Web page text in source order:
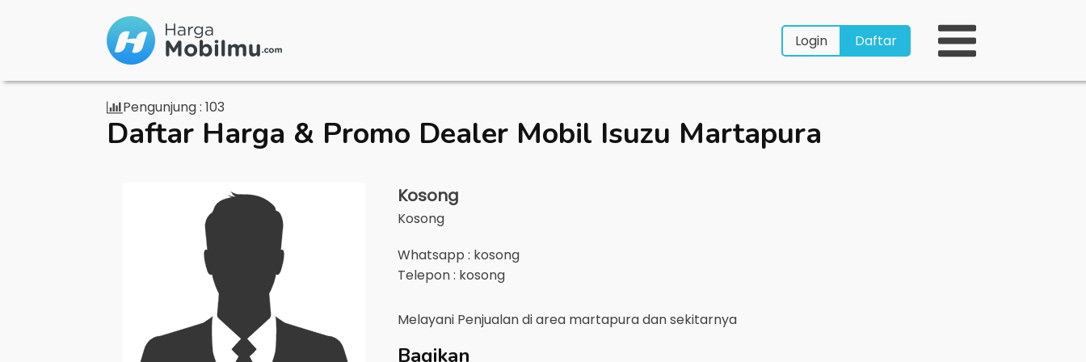
Login Daftar
Pengunjung : 103
Daftar Harga & Promo Dealer Mobil Isuzu Martapura
Kosong
Kosong
Whatsapp : kosong
Telepon : kosong
Melayani Penjualan di area martapuradan sekitarnya
Bagikan